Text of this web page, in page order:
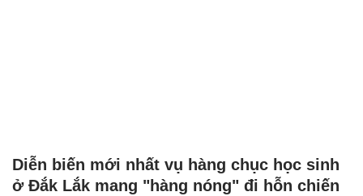
Diễn biến mới nhất vụ hàng chục học sinh
ở Đắk Lắk mang "hàng nóng" đi hỗn chiến